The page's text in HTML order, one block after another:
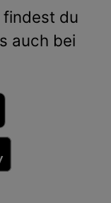
findest du
auch bei